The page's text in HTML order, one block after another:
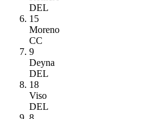
DEL
15
Moreno
CC
9
Deyna
DEL
18
Viso
DEL